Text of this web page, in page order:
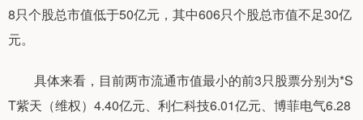
8只个股总市值低于50亿元，其中606只个股总市值不足30亿
元。
具体来看，目前两市流通市值最小的前3只股票分别为*S
T紫天（维权）4.40亿元、利仁科技6.01亿元、博菲电气6.28